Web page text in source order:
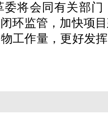
委将会同有关部
环监管，加快项
工作量，更好发